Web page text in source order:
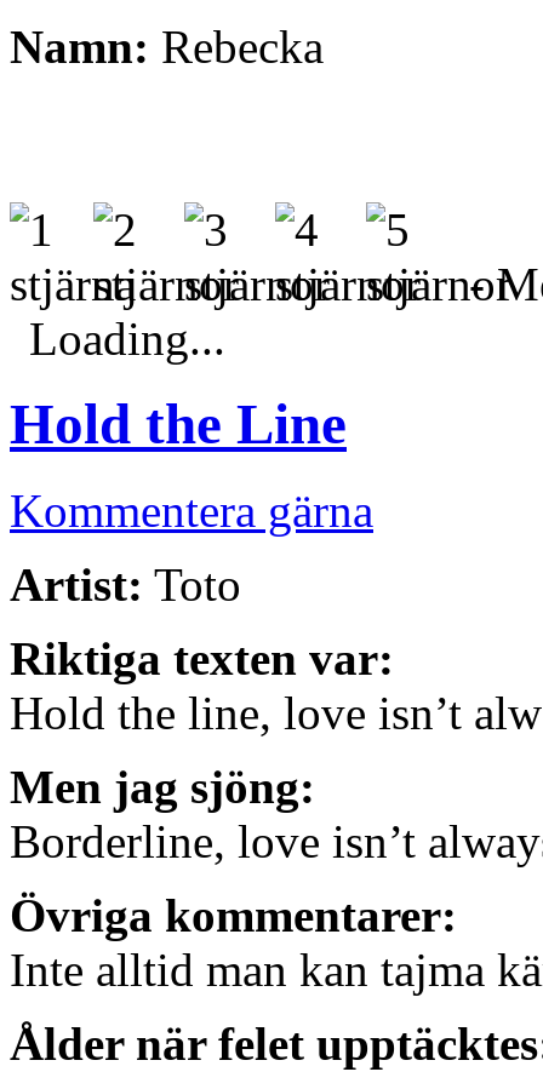
Namn: Rebecka
-
Loading...
Hold the Line
Kommentera gärna
Artist: Toto
Riktiga texten var:
Hold the line, love isn’t
Men jag sjöng:
Borderline, love isn’t
Övriga kommentarer:
Inte alltid man kan tajma
Ålder när felet